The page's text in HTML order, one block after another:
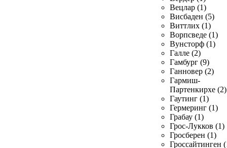
Вецлар (1)
Висбаден (5)
Виттлих (1)
Ворпсведе (1)
Вунсторф (1)
Галле (2)
Гамбург (9)
Ганновер (2)
Гармиш-
Партенкирхе (2)
Гаутинг (1)
Гермеринг (1)
Грабау (1)
Грос-Лукков (1)
Гросберен (1)
Гроссайтинген